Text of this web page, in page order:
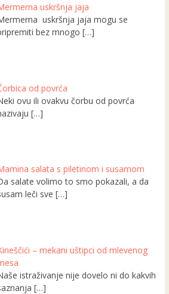
uskršnja jaja
uskršnja jaja mogu se
bez mnogo[…]
od povrća
ovu ili ovakvu čorbu od povrća
[…]
salata s piletinom i susamom
salate volimo to smo pokazali, a da
leči sve[…]
– mekani uštipci od mlevenog
istraživanje nije dovelo ni do kakvih
[…]